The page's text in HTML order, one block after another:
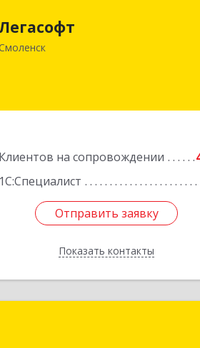
Клиентов на сопровождении
1С:Специалист
Отправить заявку
Показать контакты
214018, Смоленская обл, Смоленск
Ново-Рославльская ул, дом №
Отправить заявку
Назад